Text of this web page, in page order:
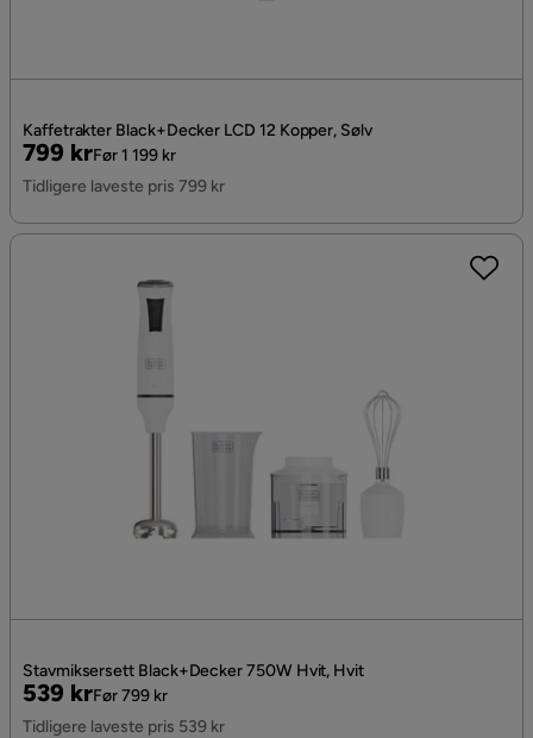
Kaffetrakter Black+Decker LCD 12 Kopper, Sølv
Pris
799 kr
Original
Pris
Før 1 199 kr
Tidligere laveste pris 799 kr
Stavmiksersett Black+Decker 750W Hvit, Hvit
Pris
539 kr
Original
Pris
Før 799 kr
Tidligere laveste pris 539 kr